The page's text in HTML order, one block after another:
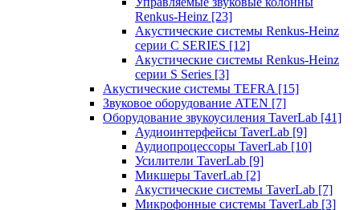
Renkus-Heinz [23]
Акустические системы Renkus-Heinz
серии C SERIES [12]
Акустические системы Renkus-Heinz
серии S Series [3]
Акустические системы TEFRA [15]
Звуковое оборудование ATEN [7]
Оборудование звукоусиления TaverLab [41]
Аудиоинтерфейсы TaverLab [9]
Аудиопроцессоры TaverLab [10]
Усилители TaverLab [9]
Микшеры TaverLab [2]
Акустические системы TaverLab [7]
Микрофонные системы TaverLab [3]